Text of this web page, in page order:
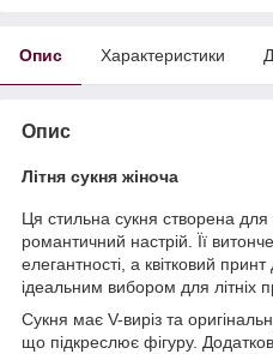
Опис Характеристики
Опис
Літня сукня жіноча
Ця стильна сукня створена для
романтичний настрій. Її
елегантності, а квітковий
ідеальним вибором для літніх
Сукня має V-виріз та
що підкреслює фігуру.